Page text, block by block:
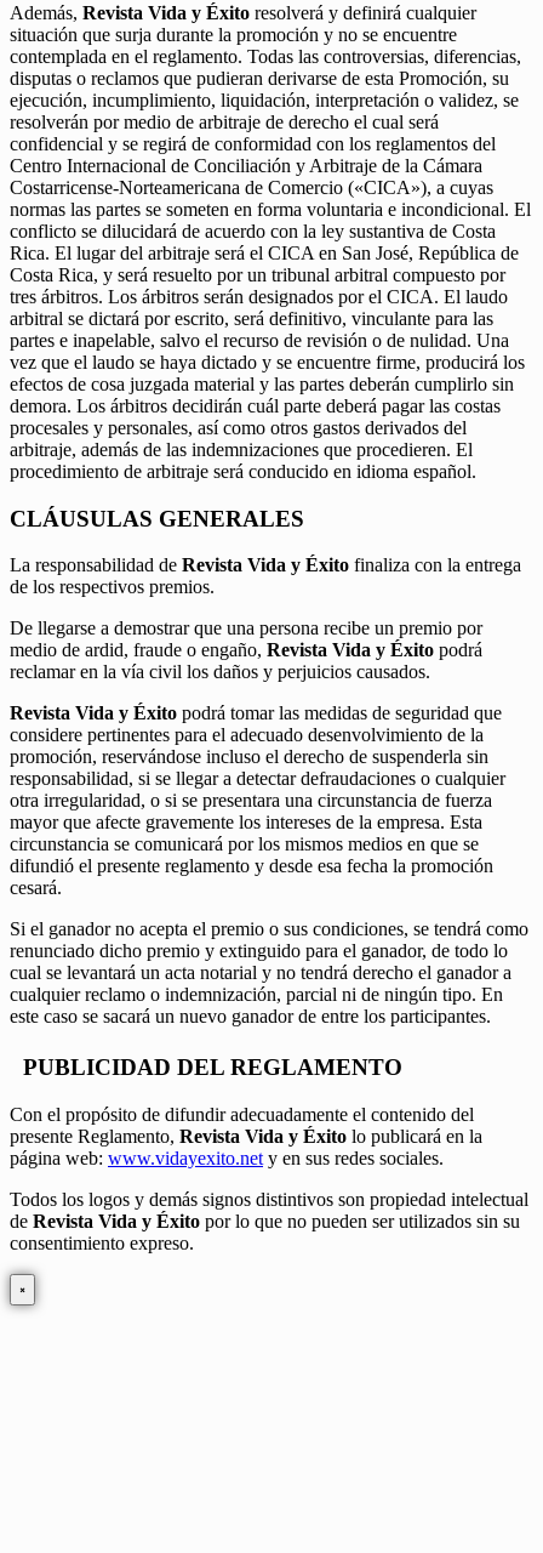
Además, Revista Vida y Éxito resolverá y definirá cualquier
situación que surja durante la promoción y no se encuentre
contemplada en el reglamento. Todas las controversias, diferencias,
disputas o reclamos que pudieran derivarse de esta Promoción, su
ejecución, incumplimiento, liquidación, interpretación o validez, se
resolverán por medio de arbitraje de derecho el cual será
confidencial y se regirá de conformidad con los reglamentos del
Centro Internacional de Conciliación y Arbitraje de la Cámara
Costarricense-Norteamericana de Comercio («CICA»), a cuyas
normas las partes se someten en forma voluntaria e incondicional. El
conflicto se dilucidará de acuerdo con la ley sustantiva de Costa
Rica. El lugar del arbitraje será el CICA en San José, República de
Costa Rica, y será resuelto por un tribunal arbitral compuesto por
tres árbitros. Los árbitros serán designados por el CICA. El laudo
arbitral se dictará por escrito, será definitivo, vinculante para las
partes e inapelable, salvo el recurso de revisión o de nulidad. Una
vez que el laudo se haya dictado y se encuentre firme, producirá los
efectos de cosa juzgada material y las partes deberán cumplirlo sin
demora. Los árbitros decidirán cuál parte deberá pagar las costas
procesales y personales, así como otros gastos derivados del
arbitraje, además de las indemnizaciones que procedieren. El
procedimiento de arbitraje será conducido en idioma español.
CLÁUSULAS GENERALES
La responsabilidad de Revista Vida y Éxito finaliza con la entrega
de los respectivos premios.
De llegarse a demostrar que una persona recibe un premio por
medio de ardid, fraude o engaño, Revista Vida y Éxito podrá
reclamar en la vía civil los daños y perjuicios causados.
Revista Vida y Éxito podrá tomar las medidas de seguridad que
considere pertinentes para el adecuado desenvolvimiento de la
promoción, reservándose incluso el derecho de suspenderla sin
responsabilidad, si se llegar a detectar defraudaciones o cualquier
otra irregularidad, o si se presentara una circunstancia de fuerza
mayor que afecte gravemente los intereses de la empresa. Esta
circunstancia se comunicará por los mismos medios en que se
difundió el presente reglamento y desde esa fecha la promoción
cesará.
Si el ganador no acepta el premio o sus condiciones, se tendrá como
renunciado dicho premio y extinguido para el ganador, de todo lo
cual se levantará un acta notarial y no tendrá derecho el ganador a
cualquier reclamo o indemnización, parcial ni de ningún tipo. En
este caso se sacará un nuevo ganador de entre los participantes.
PUBLICIDAD DEL REGLAMENTO
Con el propósito de difundir adecuadamente el contenido del
presente Reglamento, Revista Vida y Éxito lo publicará en la
página web: www.vidayexito.net y en sus redes sociales.
Todos los logos y demás signos distintivos son propiedad intelectual
de Revista Vida y Éxito por lo que no pueden ser utilizados sin su
consentimiento expreso.
×